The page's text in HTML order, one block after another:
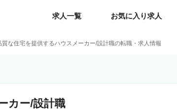
求人一覧 お気に入り求人
求人一覧 お気に入り求人
質な住宅を提供するハウスメーカー/設計職の転職・求人情報
カー/設計職